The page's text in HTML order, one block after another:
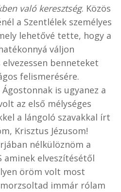
való keresztség. Közös
a Szentlélek személyes
lehetővé tette, hogy a
váljon
benneteket
felismerésére.
is ugyanez a
az első mélységes
a lángoló szavakkal írt
Krisztus Jézusom!
nélkülöznöm a
aminek elveszítésétől
öröm volt most
immár rólam